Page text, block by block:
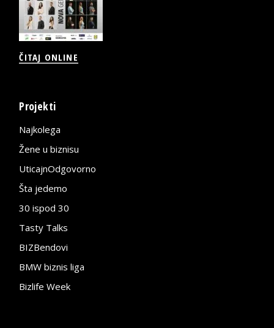
ČITAJ ONLINE
Projekti
Najkolega
Žene u biznisu
UticajnOdgovorno
Šta jedemo
30 ispod 30
Tasty Talks
BIZBendovi
BMW biznis liga
Bizlife Week